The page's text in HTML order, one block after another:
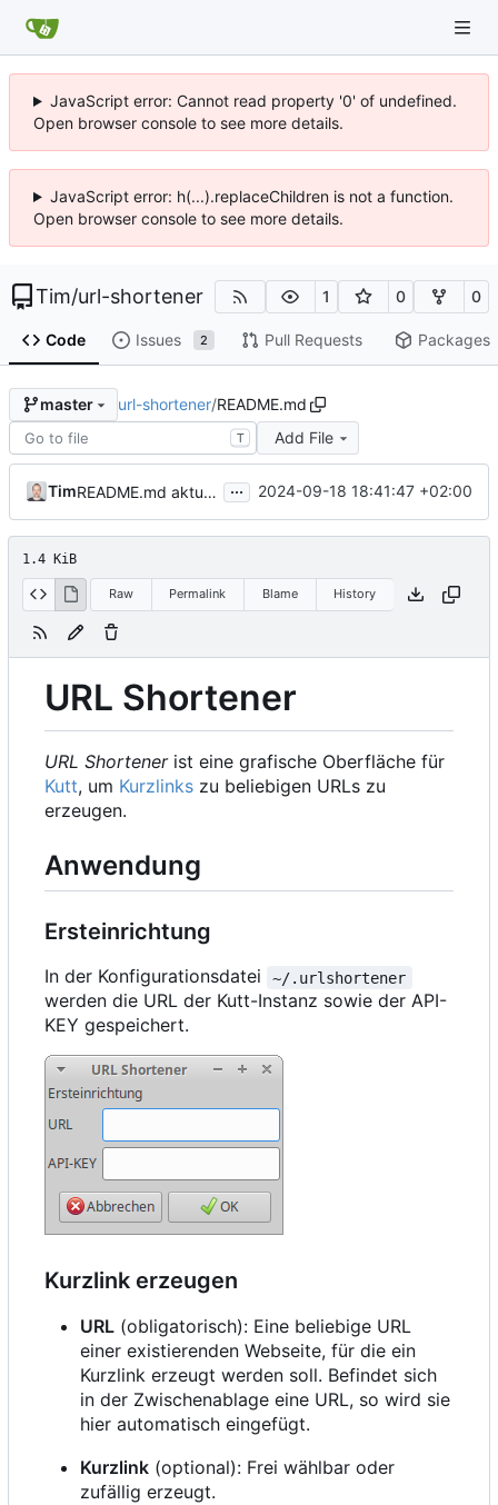
JavaScript error: Cannot read property '0' of undefined.
Open browser console to see more details.
JavaScript error: h(...).replaceChildren is not a function.
Open browser console to see more details.
Tim/url-shortener 1 0 0
Code Issues 2 Pull Requests Packages
master url-shortener/README.md
T Add File
Tim README.md aktualisiert ... 2024-09-18 18:41:47 +02:00
1.4 KiB
Raw Permalink Blame History
URL Shortener
URL Shortenerist eine grafische Oberfläche für
Kutt, um Kurzlinks zu beliebigen URLs zu
erzeugen.
Anwendung
Ersteinrichtung
In der Konfigurationsdatei ~/.urlshortener
werden die URL der Kutt-Instanz sowie der API-
KEY gespeichert.
Kurzlink erzeugen
URL (obligatorisch): Eine beliebige URL
einer existierenden Webseite, für die ein
Kurzlink erzeugt werden soll. Befindet sich
in der Zwischenablage eine URL, so wird sie
hier automatisch eingefügt.
Kurzlink (optional): Frei wählbar oder
zufällig erzeugt.